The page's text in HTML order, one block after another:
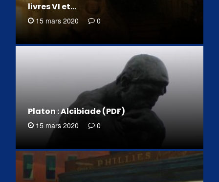
livres VI et…
15 mars 2020 0
Platon : Alcibiade (PDF)
15 mars 2020 0